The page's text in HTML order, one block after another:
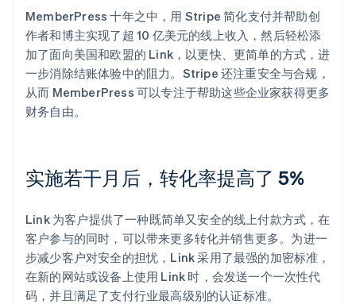
MemberPress 十年之中，用 Stripe 简化支付并帮助创
作者和博主实现了超 10 亿美元的线上收入，然后轻松添
加了面向美国和欧盟的 Link，以更快、更简单的方式，进
一步消除结账体验中的阻力。Stripe 还注重安全与合规，
从而 MemberPress 可以专注于帮助这些企业家获得更多
财务自由。
实施若干月后，转化率提高了 5%
Link 为客户提供了一种既简单又安全的线上付款方式，在
客户参与的同时，可以带来更多转化并销售更多。为进一
步减少客户对安全的担忧，Link 采用了最强的加密标准，
在新的网站或设备上使用 Link 时，会发送一个一次性代
码，并且满足了支付行业最高级别的认证标准。